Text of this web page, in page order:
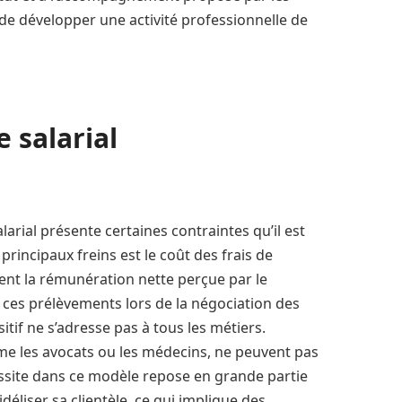
développer une activité professionnelle de
salarial
présente certaines contraintes qu’il est
freins est le coût des frais de
la rémunération nette perçue par le
prélèvements lors de la négociation des
ne s’adresse pas à tous les métiers.
les avocats ou les médecins, ne peuvent pas
dans ce modèle repose en grande partie